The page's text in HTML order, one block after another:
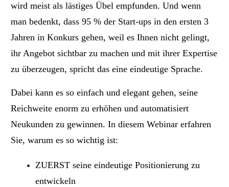
wird meist als lästiges Übel empfunden. Und wenn
man bedenkt, dass 95 % der Start-ups in den ersten 3
Jahren in Konkurs gehen, weil es Ihnen nicht gelingt,
ihr Angebot sichtbar zu machen und mit ihrer Expertise
zu überzeugen, spricht das eine eindeutige Sprache.
Dabei kann es so einfach und elegant gehen, seine
Reichweite enorm zu erhöhen und automatisiert
Neukunden zu gewinnen. In diesem Webinar erfahren
Sie, warum es so wichtig ist:
ZUERST seine eindeutige Positionierung zu
entwickeln